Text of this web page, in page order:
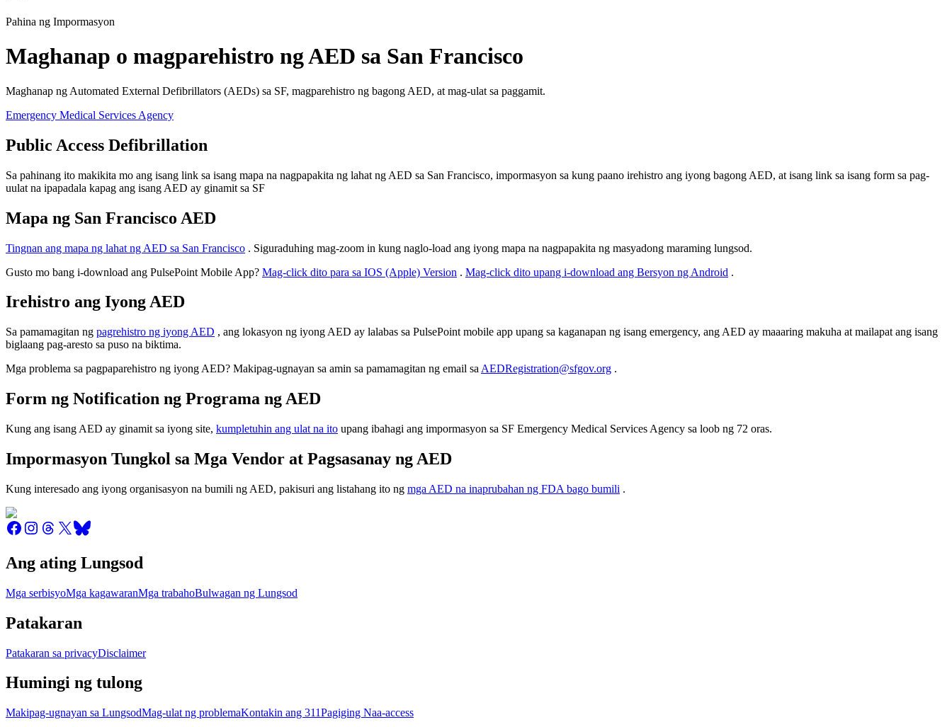
Pahina ng Impormasyon
Maghanap o magparehistro ng AED sa San Francisco
Maghanap ng Automated External Defibrillators (AEDs) sa SF, magparehistro ng bagong AED, at mag-ulat sa paggamit.
Emergency Medical Services Agency
Public Access Defibrillation
Sa pahinang ito makikita mo ang isang link sa isang mapa na nagpapakita ng lahat ng AED sa San Francisco, impormasyon sa kung paano irehistro ang iyong bagong AED, at isang link sa isang form sa pag-
uulat na ipapadala kapag ang isang AED ay ginamit sa SF
Mapa ng San Francisco AED
Tingnan ang mapa ng lahat ng AED sa San Francisco . Siguraduhing mag-zoom in kung naglo-load ang iyong mapa na nagpapakita ng masyadong maraming lungsod.
Gusto mo bang i-download ang PulsePoint Mobile App? Mag-click dito para sa IOS (Apple) Version . Mag-click dito upang i-download ang Bersyon ng Android .
Irehistro ang Iyong AED
Sa pamamagitan ng pagrehistro ng iyong AED , ang lokasyon ng iyong AED ay lalabas sa PulsePoint mobile app upang sa kaganapan ng isang emergency, ang AED ay maaaring makuha at mailapat ang isang
biglaang pag-aresto sa puso na biktima.
Mga problema sa pagpaparehistro ng iyong AED? Makipag-ugnayan sa amin sa pamamagitan ng email sa AEDRegistration@sfgov.org .
Form ng Notification ng Programa ng AED
Kung ang isang AED ay ginamit sa iyong site, kumpletuhin ang ulat na ito upang ibahagi ang impormasyon sa SF Emergency Medical Services Agency sa loob ng 72 oras.
Impormasyon Tungkol sa Mga Vendor at Pagsasanay ng AED
Kung interesado ang iyong organisasyon na bumili ng AED, pakisuri ang listahang ito ng mga AED na inaprubahan ng FDA bago bumili .
Ang ating Lungsod
Mga serbisyoMga kagawaranMga trabahoBulwagan ng Lungsod
Patakaran
Patakaran sa privacyDisclaimer
Humingi ng tulong
Makipag-ugnayan sa LungsodMag-ulat ng problemaKontakin ang 311Pagiging Naa-access